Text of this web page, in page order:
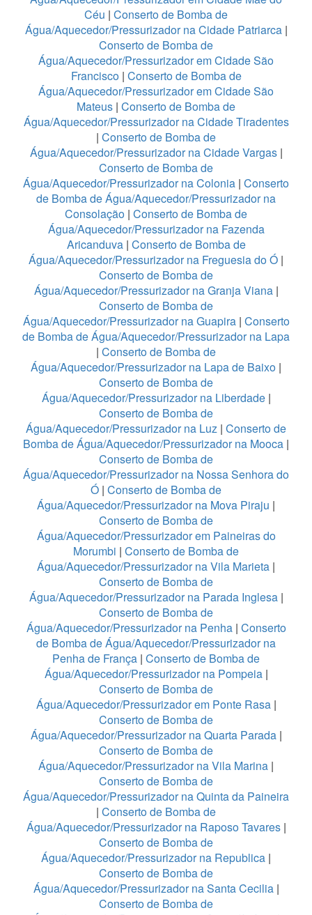
Céu | Conserto de Bomba de
Água/Aquecedor/Pressurizador na Cidade Patriarca|
Conserto de Bomba de
Água/Aquecedor/Pressurizador em Cidade São
Francisco | Conserto de Bomba de
Água/Aquecedor/Pressurizador em Cidade São
Mateus | Conserto de Bomba de
Água/Aquecedor/Pressurizador na Cidade Tiradentes
| Conserto de Bomba de
Água/Aquecedor/Pressurizador na Cidade Vargas |
Conserto de Bomba de
Água/Aquecedor/Pressurizador na Colonia | Conserto
de Bomba de Água/Aquecedor/Pressurizador na
Consolação | Conserto de Bomba de
Água/Aquecedor/Pressurizador na Fazenda
Aricanduva| Conserto de Bomba de
Água/Aquecedor/Pressurizador na Freguesia do Ó |
Conserto de Bomba de
Água/Aquecedor/Pressurizador na Granja Viana|
Conserto de Bomba de
Água/Aquecedor/Pressurizador na Guapira| Conserto
de Bomba de Água/Aquecedor/Pressurizador na Lapa
| Conserto de Bomba de
Água/Aquecedor/Pressurizador na Lapa de Baixo |
Conserto de Bomba de
Água/Aquecedor/Pressurizador na Liberdade |
Conserto de Bomba de
Água/Aquecedor/Pressurizador na Luz | Conserto de
Bomba de Água/Aquecedor/Pressurizador na Mooca |
Conserto de Bomba de
Água/Aquecedor/Pressurizador na Nossa Senhora do
Ó | Conserto de Bomba de
Água/Aquecedor/Pressurizador na Mova Piraju |
Conserto de Bomba de
Água/Aquecedor/Pressurizador em Paineiras do
Morumbi | Conserto de Bomba de
Água/Aquecedor/Pressurizador na Vila Marieta |
Conserto de Bomba de
Água/Aquecedor/Pressurizador na Parada Inglesa |
Conserto de Bomba de
Água/Aquecedor/Pressurizador na Penha| Conserto
de Bomba de Água/Aquecedor/Pressurizador na
Penha de França | Conserto de Bomba de
Água/Aquecedor/Pressurizador na Pompeia|
Conserto de Bomba de
Água/Aquecedor/Pressurizador em Ponte Rasa|
Conserto de Bomba de
Água/Aquecedor/Pressurizador na Quarta Parada|
Conserto de Bomba de
Água/Aquecedor/Pressurizador na Vila Marina |
Conserto de Bomba de
Água/Aquecedor/Pressurizador na Quinta da Paineira
| Conserto de Bomba de
Água/Aquecedor/Pressurizador na Raposo Tavares|
Conserto de Bomba de
Água/Aquecedor/Pressurizador na Republica |
Conserto de Bomba de
Água/Aquecedor/Pressurizador na Santa Cecilia|
Conserto de Bomba de